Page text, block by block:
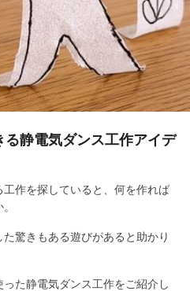
a
y
V
i
e
o
静電気ダンス工作アイデ
作を探していると、何を作れば
驚きもある遊びがあると助かり
た静電気ダンス工作をご紹介し